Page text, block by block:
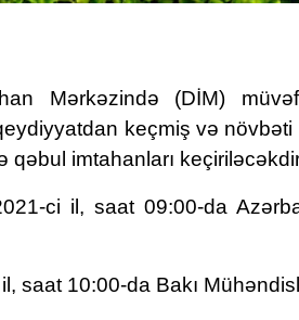
Mərkəzində (DİM)
keçmiş və növbəti
qəbul imtahanları
ci il, saat 09:00-da
saat 10:00-da Bakı